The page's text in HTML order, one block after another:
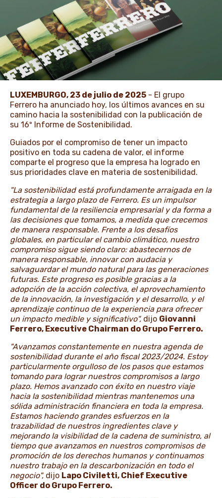
LUXEMBURGO, 23 de julio de 2025 - El grupo
Ferrero ha anunciado hoy, los últimos avances en su
camino hacia la sostenibilidad con la publicación de
su 16º Informe de Sostenibilidad.
Guiados por el compromiso de tener un impacto
positivo en toda su cadena de valor, el informe
comparte el progreso que la empresa ha logrado en
sus prioridades clave en materia de sostenibilidad.
"La sostenibilidad está profundamente arraigada en la
estrategia a largo plazo de Ferrero. Es un impulsor
fundamental de la resiliencia empresarial y da forma a
las decisiones que tomamos, a medida que crecemos
de manera responsable. Frente a los desafíos
globales, en particular el cambio climático, nuestro
compromiso sigue siendo claro: abastecernos de
manera responsable, innovar con audacia y
salvaguardar el mundo natural para las generaciones
futuras. Este progreso es posible gracias a la
adopción de la acción colectiva, el aprovechamiento
de la innovación, la investigación y el desarrollo, y el
aprendizaje continuo de la experiencia para ofrecer
un impacto medible y significativo", dijo Giovanni
Ferrero, Executive Chairman do Grupo Ferrero.
"Avanzamos constantemente en nuestra agenda de
sostenibilidad durante el año fiscal 2023/2024. Estoy
particularmente orgulloso de los pasos que estamos
tomando para lograr nuestros compromisos a largo
plazo. Hemos avanzado con éxito en nuestro viaje
hacia la sostenibilidad mientras mantenemos una
sólida administración financiera en toda la empresa.
Estamos haciendo grandes esfuerzos en la
trazabilidad de nuestros ingredientes clave y
mejorando la visibilidad de la cadena de suministro, al
tiempo que avanzamos en nuestros compromisos de
promoción de los derechos humanos y continuamos
nuestro trabajo en la descarbonización en todo el
negocio", dijo Lapo Civiletti, Chief Executive
Officer do Grupo Ferrero.